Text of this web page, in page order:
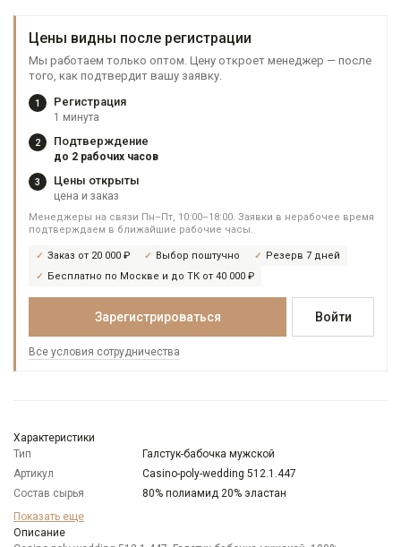
Цены видны после регистрации
Мы работаем только оптом. Цену откроет менеджер — после
того, как подтвердит вашу заявку.
1 Регистрация
1 минута
2 Подтверждение
до 2 рабочих часов
3 Цены открыты
цена и заказ
Менеджеры на связи Пн–Пт, 10:00–18:00. Заявки в нерабочее время
подтверждаем в ближайшие рабочие часы.
Заказ от 20 000 ₽ Выбор поштучно
Резерв 7 дней
Бесплатно по Москве и до ТК от 40 000 ₽
Зарегистрироваться Войти
Все условия сотрудничества
Характеристики
Тип
Галстук-бабочка мужской
Артикул
Casino-poly-wedding 512.1.447
Состав сырья
80% полиамид 20% эластан
Бренд
Модель
Показать еще
Описание